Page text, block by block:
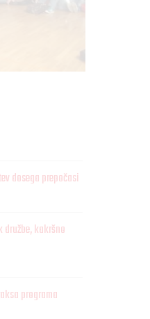
dosega prepočasi
kakršno
programa